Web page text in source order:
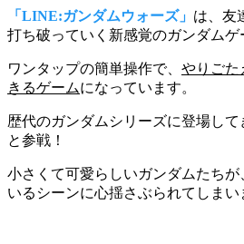
「LINE:ガンダムウォーズ」 は、友
打ち破っていく新感覚のガンダムゲ
ワンタップの簡単操作で、 やりごた
きるゲームになっています。
歴代のガンダムシリーズに登場し
と参戦！
小さくて可愛らしいガンダムたちが
いるシーンに心揺さぶられてしま